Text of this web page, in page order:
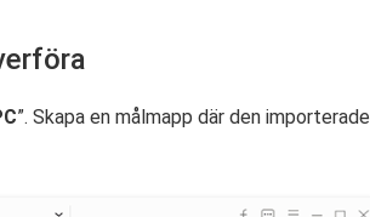
”. Skapa en målmapp där den importerade